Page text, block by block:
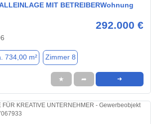
MIT BETREIBERWohnung
292.000 €
734,00 m² Zimmer 8
★ ➦ ➜